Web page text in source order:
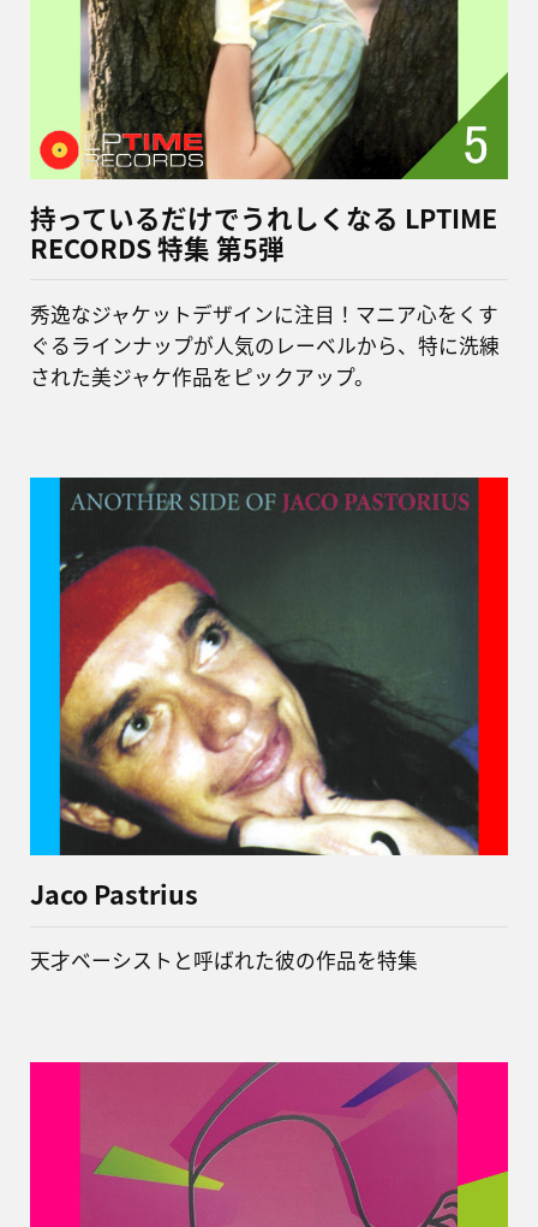
持っているだけでうれしくなる LPTIME
RECORDS 特集 第5弾
秀逸なジャケットデザインに注目！マニア心をくす
ぐるラインナップが人気のレーベルから、特に洗練
された美ジャケ作品をピックアップ。
Jaco Pastrius
天才ベーシストと呼ばれた彼の作品を特集